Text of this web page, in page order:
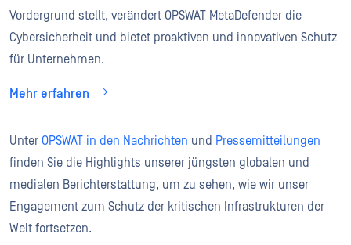
Vordergrund stellt, verändert OPSWAT MetaDefender die
Cybersicherheit und bietet proaktiven und innovativen Schutz
für Unternehmen.
Mehr erfahren
Unter OPSWAT in den Nachrichten und Pressemitteilungen
finden Sie die Highlights unserer jüngsten globalen und
medialen Berichterstattung, um zu sehen, wie wir unser
Engagement zum Schutz der kritischen Infrastrukturen der
Welt fortsetzen.